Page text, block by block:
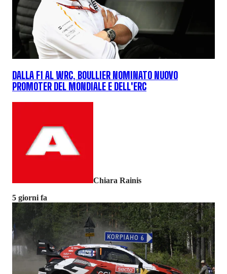
DALLA F1 AL WRC, BOULLIER NOMINATO NUOVO
PROMOTER DEL MONDIALE E DELL'ERC
Chiara Rainis
5 giorni fa